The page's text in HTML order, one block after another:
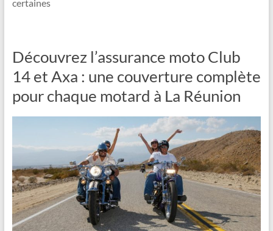
certaines
Découvrez l’assurance moto Club
14 et Axa : une couverture complète
pour chaque motard à La Réunion